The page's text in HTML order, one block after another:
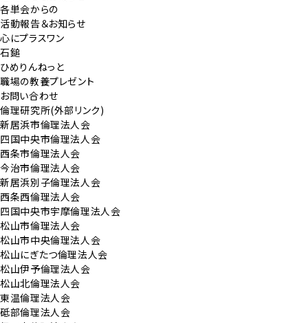
各単会からの
活動報告＆お知らせ
心にプラスワン
石鎚
ひめりんねっと
職場の教養プレゼント
お問い合わせ
倫理研究所(外部リンク)
新居浜市倫理法人会
四国中央市倫理法人会
西条市倫理法人会
今治市倫理法人会
新居浜別子倫理法人会
西条西倫理法人会
四国中央市宇摩倫理法人会
松山市倫理法人会
松山市中央倫理法人会
松山にぎたつ倫理法人会
松山伊予倫理法人会
松山北倫理法人会
東温倫理法人会
砥部倫理法人会